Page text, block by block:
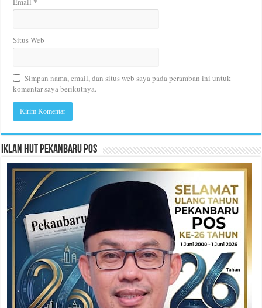
Situs Web
Simpan nama, email, dan situs web saya pada peramban ini untuk
komentar saya berikutnya.
Iklan HUT Pekanbaru Pos